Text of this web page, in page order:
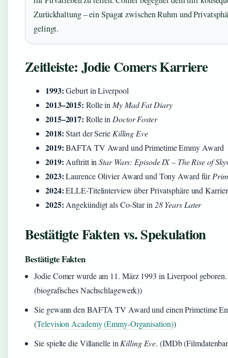
Zurückhaltung – ein Spagat zwischen Ruhm und
gelingt.
Zeitleiste: Jodie Comers Karriere
1993:Geburt in Liverpool
2013–2015: Rolle in My Mad Fat Diary
2015–2017: Rolle in Doctor Foster
2018:Start der Serie Killing Eve
2019:BAFTA TV Award und Primetime Emmy Award
2019: Auftritt inStar Wars: Episode IX – The Rise of
2023:Laurence Olivier Award und Tony Award für
2024:ELLE-Titelinterview über Privatsphäre und
2025: Angekündigt als Co-Star in 28 Years Later
Bestätigte Fakten vs. Spekulation
Bestätigte Fakten
Jodie Comer wurde am 11. März 1993 in Liverpool
(biografisches Nachschlagewerk))
Sie gewann den BAFTA TV Award und einen Primetime
(Television Academy (Emmy-Organisation))
Sie spielte die Villanelle in Killing Eve. (IMDb